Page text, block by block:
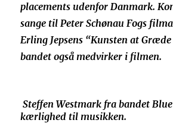
placements udenfor Danmark.
sange til Peter Schønau Fogs
Erling Jepsens “Kunsten at
bandet også medvirker i filmen.
Steffen Westmark fra bandet
kærlighed til musikken.